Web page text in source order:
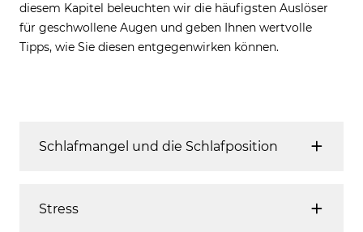
diesem Kapitel beleuchten wir die häufigsten Auslöser
für geschwollene Augen und geben Ihnen wertvolle
Tipps, wie Sie diesen entgegenwirken können.
Schlafmangel und die Schlafposition
Schlafmangel kann zu Flüssigkeitsansammlungen unter
Stress